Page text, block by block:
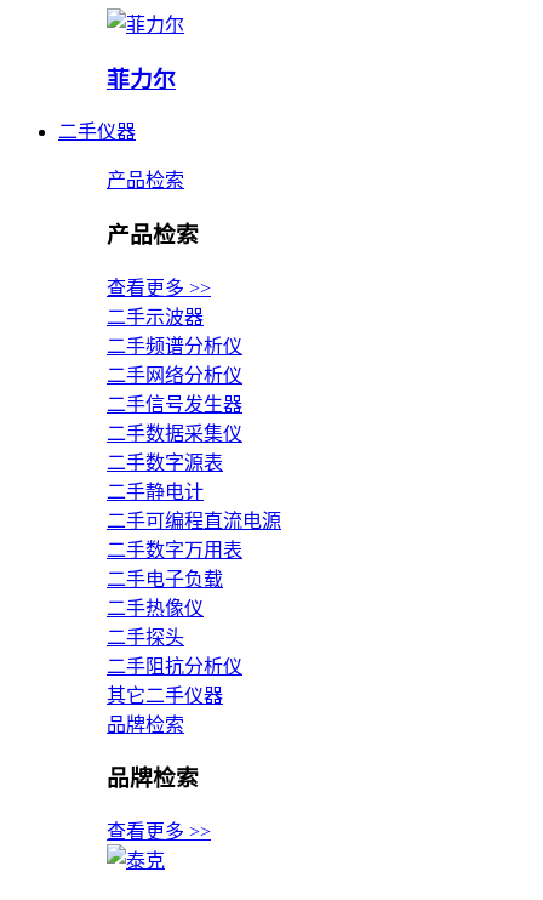
菲力尔
二手仪器
产品检索
产品检索
查看更多 >>
二手示波器
二手频谱分析仪
二手网络分析仪
二手信号发生器
二手数据采集仪
二手数字源表
二手静电计
二手可编程直流电源
二手数字万用表
二手电子负载
二手热像仪
二手探头
二手阻抗分析仪
其它二手仪器
品牌检索
品牌检索
查看更多 >>